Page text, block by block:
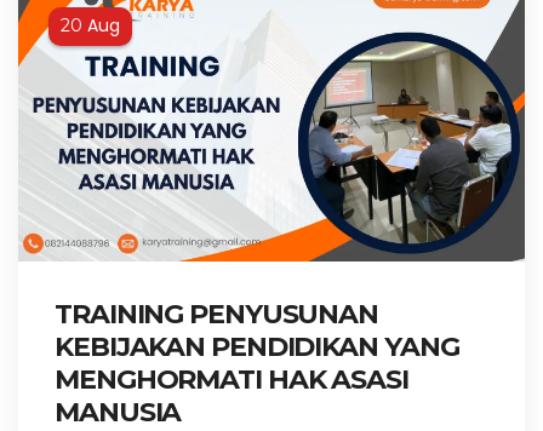
20 Aug
TRAINING PENYUSUNAN
KEBIJAKAN PENDIDIKAN YANG
MENGHORMATI HAK ASASI
MANUSIA